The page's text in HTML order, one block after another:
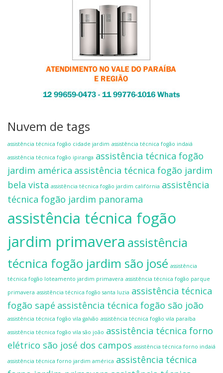
Nuvem de tags
assistência técnica fogão cidade jardim assistência técnica fogão indaiá
assistência técnica fogão ipiranga assistência técnica fogão
jardim américa assistência técnica fogão jardim
bela vista assistência técnica fogão jardim califórnia assistência
técnica fogão jardim panorama
assistência técnica fogão
jardim primavera assistência
técnica fogão jardim são josé assistência
técnica fogão loteamento jardim primavera assistência técnica fogão parque
primavera assistência técnica fogão santa luzia assistência técnica
fogão sapé assistência técnica fogão são joão
assistência técnica fogão vila galvão assistência técnica fogão vila paraíba
assistência técnica fogão vila são joão assistência técnica forno
elétrico são josé dos campos assistência técnica forno indaiá
assistência técnica forno jardim américa assistência técnica